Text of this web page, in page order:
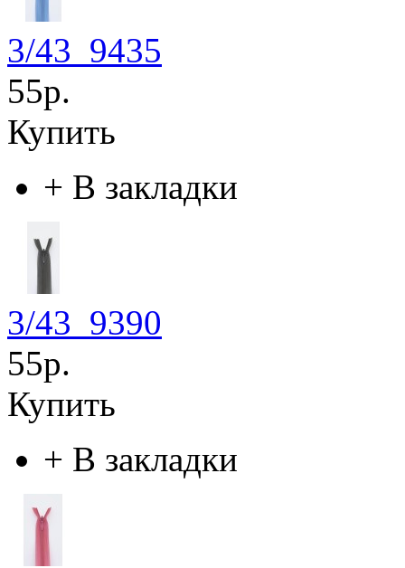
3/43_9435
55р.
Купить
+ В закладки
3/43_9390
55р.
Купить
+ В закладки